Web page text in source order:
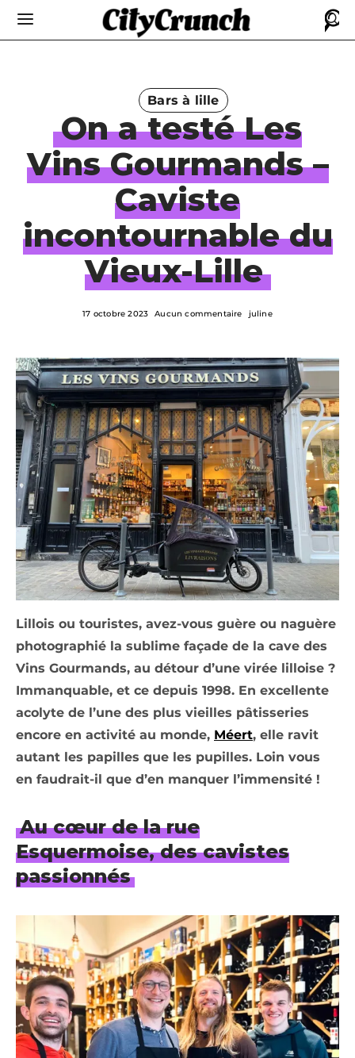
Bars à lille
On a testé Les
Vins Gourmands –
Caviste
incontournable du
Vieux-Lille
17 octobre 2023 Aucun commentaire juline
Lillois ou touristes, avez-vous guère ou naguère
photographié la sublime façade de la cave des
Vins Gourmands, au détour d’une virée lilloise ?
Immanquable, et ce depuis 1998. En excellente
acolyte de l’une des plus vieilles pâtisseries
encore en activité au monde, Méert, elle ravit
autant les papilles que les pupilles. Loin vous
en faudrait-il que d’en manquer l’immensité !
Au cœur de la rue
Esquermoise, des cavistes
passionnés